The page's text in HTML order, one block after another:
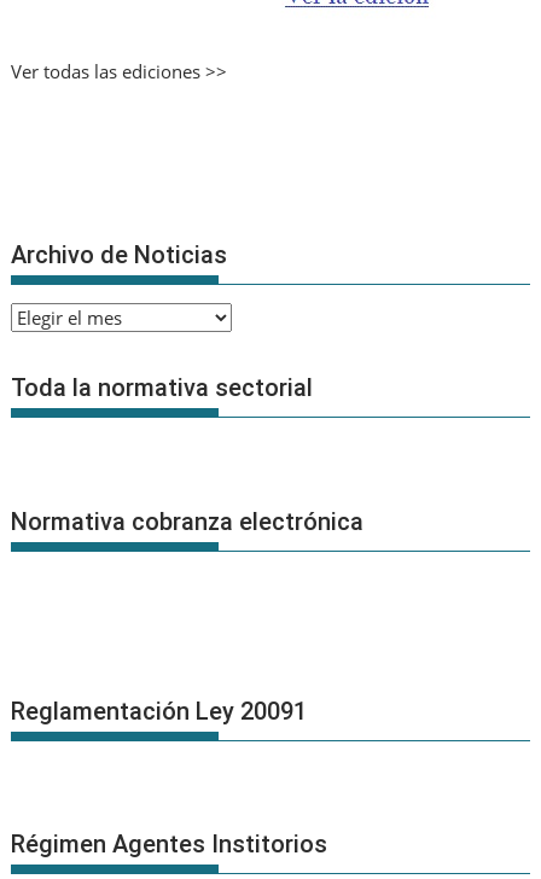
Ver todas las ediciones >>
Archivo de Noticias
Archivo
Noticias
Toda la normativa sectorial
Normativa cobranza electrónica
Reglamentación Ley 20091
Régimen Agentes Institorios